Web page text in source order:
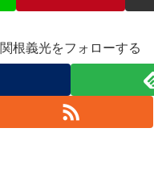
関根義光をフォローする